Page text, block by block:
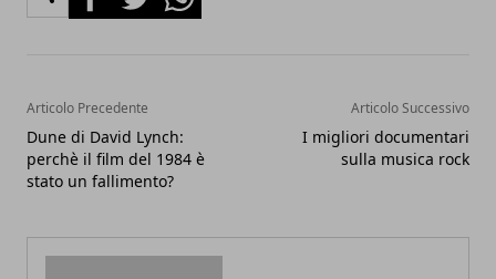
Articolo Precedente
Dune di David Lynch:
perchè il film del 1984 è
stato un fallimento?
Articolo Successivo
I migliori documentari
sulla musica rock